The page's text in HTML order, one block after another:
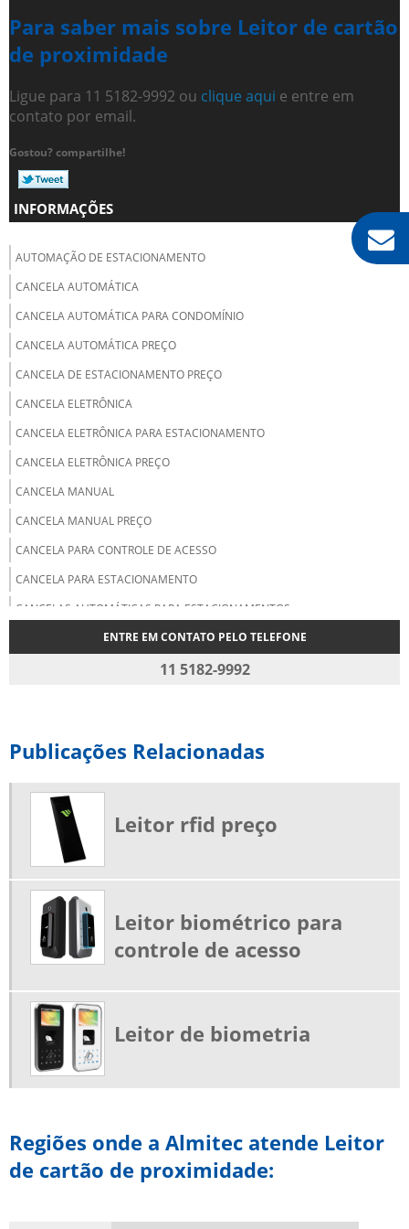
Para saber mais sobre Leitor de cartão
de proximidade
Ligue para 11 5182-9992 ou clique aqui e entre em
contato por email.
Gostou? compartilhe!
INFORMAÇÕES
AUTOMAÇÃO DE ESTACIONAMENTO
CANCELA AUTOMÁTICA
CANCELA AUTOMÁTICA PARA CONDOMÍNIO
CANCELA AUTOMÁTICA PREÇO
CANCELA DE ESTACIONAMENTO PREÇO
CANCELA ELETRÔNICA
CANCELA ELETRÔNICA PARA ESTACIONAMENTO
CANCELA ELETRÔNICA PREÇO
CANCELA MANUAL
CANCELA MANUAL PREÇO
CANCELA PARA CONTROLE DE ACESSO
CANCELA PARA ESTACIONAMENTO
CANCELAS AUTOMÁTICAS PARA ESTACIONAMENTOS
CARTÃO DE PROXIMIDADE
CARTÃO DE PROXIMIDADE MIFARE
CARTÃO MIFARE
CATRACA BIOMÉTRICA
CATRACA BIOMÉTRICA PARA ACADEMIA
CATRACA COMANDA
CATRACA CONTROLE DE ACESSO
CATRACA DISPENSADORA DE COMANDAS
CATRACA ELETRÔNICA
CATRACA EXPEDIDORA DE COMANDA
CATRACA MECÂNICA
CATRACA MECÂNICA COM CONTADOR
CATRACA PORTARIA
CATRACA TIPO TORNIQUETE
CATRACAS DE ACESSO
ENTRE EM CONTATO PELO TELEFONE
11 5182-9992
Publicações Relacionadas
Leitor rfid preço
Leitor biométrico para
controle de acesso
Leitor de biometria
Regiões onde a Almitec atende Leitor
de cartão de proximidade: